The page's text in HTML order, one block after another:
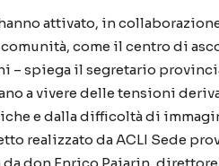
attivato, in
come il centro di
– spiega il segretario
a vivere delle tensioni
e dalla difficoltà di
realizzato da ACLI Sede